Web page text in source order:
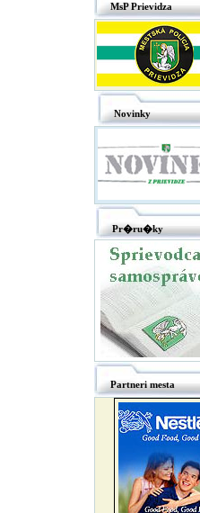
MsP Prievidza
Novinky
Pr�ru�ky
Partneri mesta